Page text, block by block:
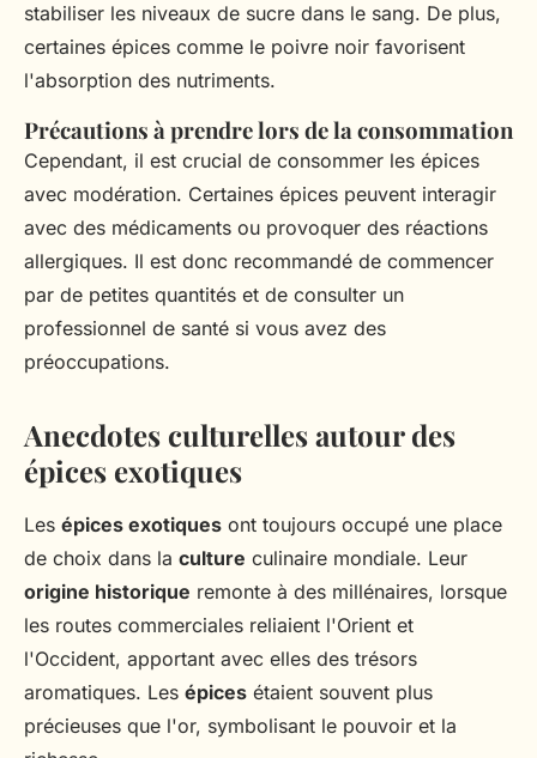
stabiliser les niveaux de sucre dans le sang. De plus,
certaines épices comme le poivre noir favorisent
l'absorption des nutriments.
Précautions à prendre lors de la consommation
Cependant, il est crucial de consommer les épices
avec modération. Certaines épices peuvent interagir
avec des médicaments ou provoquer des réactions
allergiques. Il est donc recommandé de commencer
par de petites quantités et de consulter un
professionnel de santé si vous avez des
préoccupations.
Anecdotes culturelles autour des
épices exotiques
Les épices exotiques ont toujours occupé une place
de choix dans la culture culinaire mondiale. Leur
origine historique remonte à des millénaires, lorsque
les routes commerciales reliaient l'Orient et
l'Occident, apportant avec elles des trésors
aromatiques. Les épices étaient souvent plus
précieuses que l'or, symbolisant le pouvoir et la